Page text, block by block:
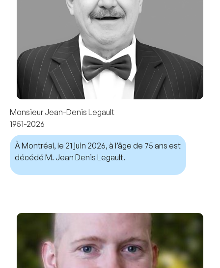
Monsieur Jean-Denis Legault
1951-2026
À Montréal, le 21 juin 2026, à l’âge de 75 ans est
décédé M. Jean Denis Legault.